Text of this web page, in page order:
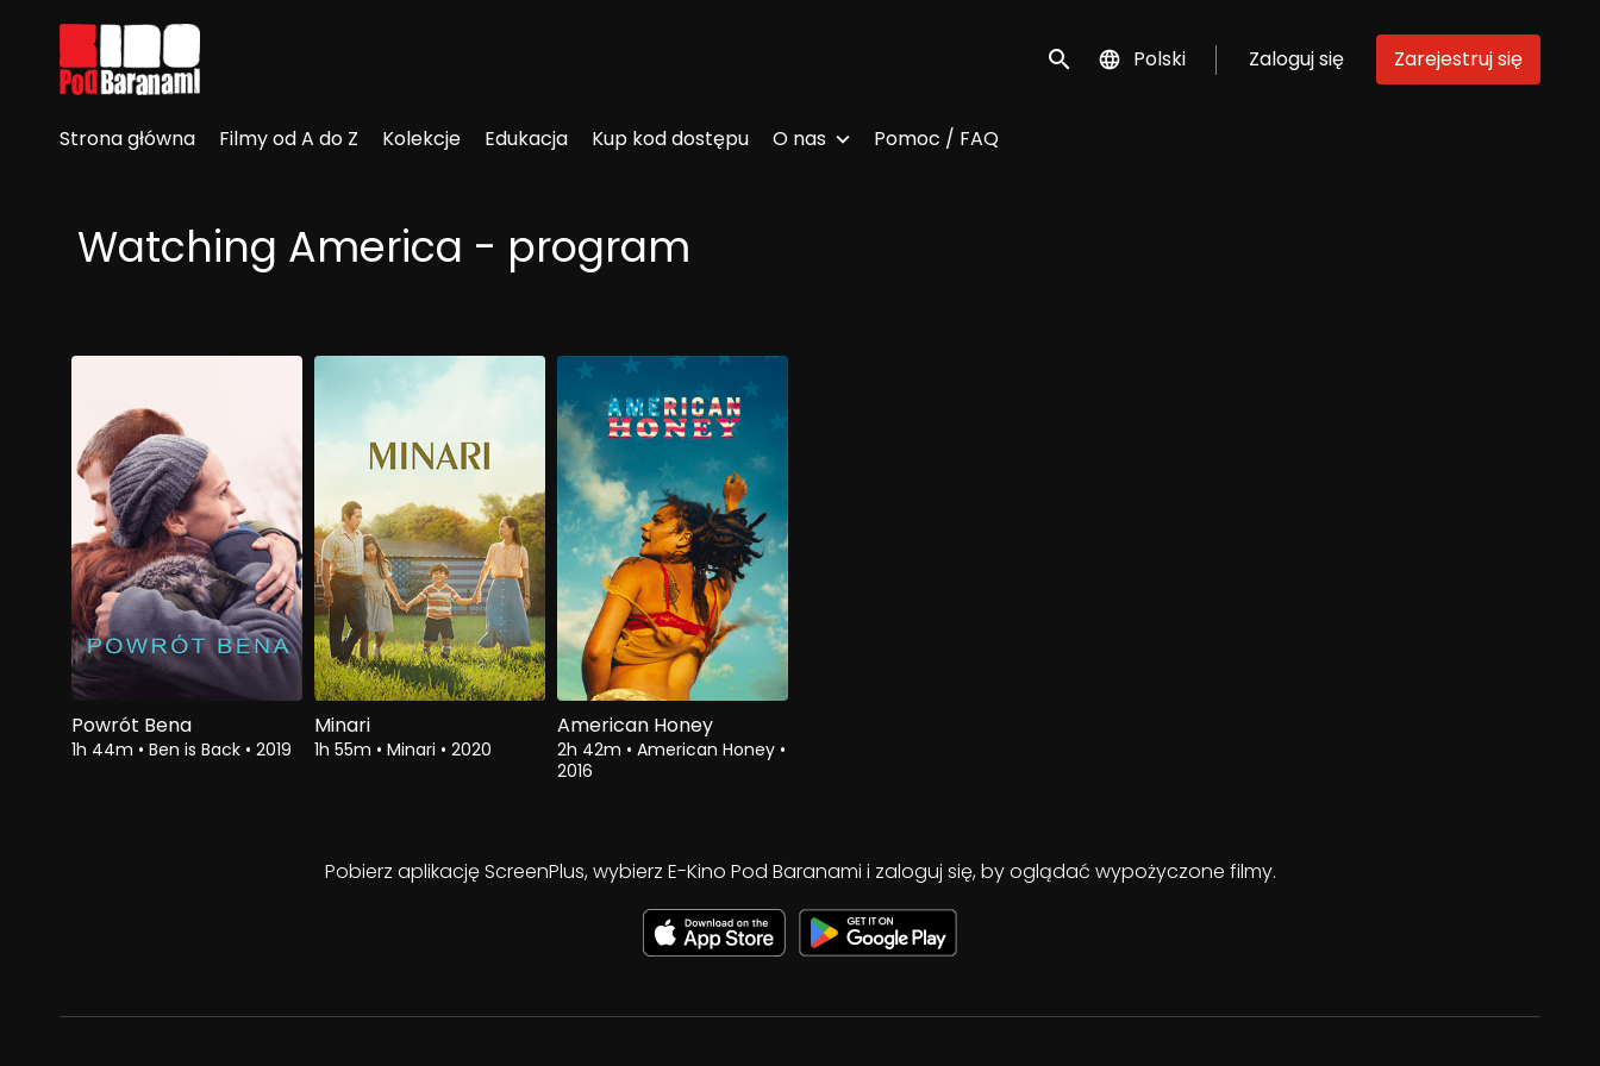
Linki ułatwień dostępu
Wyszukaj Polski Zaloguj się Zarejestruj się
Strona główna Filmy od A do Z Kolekcje Edukacja Kup kod dostępu O nas Pomoc / FAQ
Watching America - program
Powrót Bena
1h 44m • Ben is Back • 2019
Minari
1h 55m • Minari • 2020
American Honey
2h 42m • American Honey •
2016
Pobierz aplikację ScreenPlus, wybierz E-Kino Pod Baranami i zaloguj się, by oglądać wypożyczone filmy.